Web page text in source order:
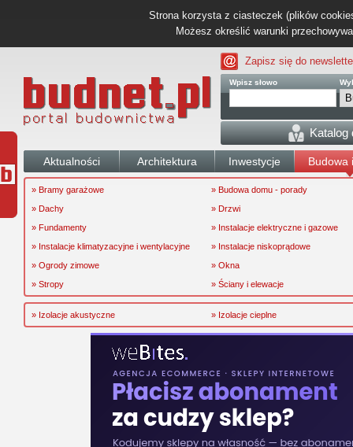
Strona korzysta z ciasteczek (plików
Możesz określić warunki
Zapisz się do
Wpisz słowo
Katalog
Aktualności Architektura Inwestycje Budowa
» Bramy garażowe
» Budowa domu - porady
» Dachy
» Drzwi
» Fundamenty
» Instalacje elektryczne i gazowe
» Instalacje klimatyzacyjne i wentylacyjne
» Instalacje niskoprądowe
» Ogrody zimowe
» Okna
» Stropy
» Ściany i elewacje
» Izolacje akustyczne » Izolacje cieplne